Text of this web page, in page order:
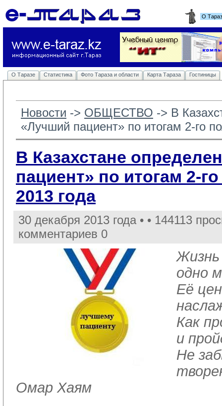
О
О Таразе Статистика Фото Тараза и области Карта Тараза Гостиницы
Новости -> ОБЩЕСТВО -> В
«Лучший пациент» по итогам 2-го
В Казахстане
пациент» по итогам 2-
2013 года
30 декабря 2013 года • • 144113
комментариев 0
Жизнь
одно
Её
Как
и
Не
Омар Хаям